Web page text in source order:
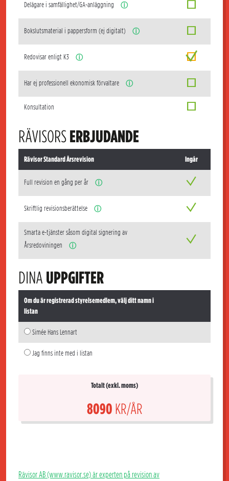
Delägare i samfällighet/GA-anläggning ⓘ
Bokslutsmaterial i pappersform (ej digitalt) ⓘ
Redovisar enligt K3 ⓘ
Har ej professionell ekonomisk förvaltare ⓘ
Konsultation
RÄVISORSERBJUDANDE
Rävisor Standard Årsrevision Ingår
Full revision en gång per år ⓘ
Skriftlig revisionsberättelse ⓘ
Smarta e-tjänster såsom digital signering av
Årsredoviningen
ⓘ
DINA UPPGIFTER
Om du är registrerad styrelsemedlem, välj ditt namn i
listan
Simée Hans Lennart
Jag finns inte med i listan
Totalt (exkl. moms)
8090 KR/ÅR
Rävisor AB (www.ravisor.se) är experten på revision av